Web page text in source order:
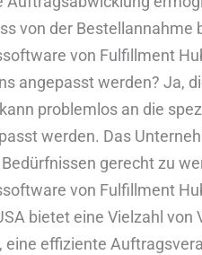
von der Bestellannahme
von Fulfillment
angepasst werden? Ja,
problemlos an die
werden. Das
gerecht zu
von Fulfillment
bietet eine Vielzahl
eine effiziente